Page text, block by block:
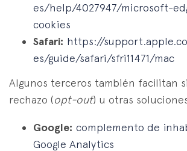
es/help/4027947/microsoft-
cookies
Safari: https://
es/guide/safari/sfri11471/mac
Algunos terceros también facilitan
rechazo (opt-out) u otras
Google: complemento de
Google Analytics